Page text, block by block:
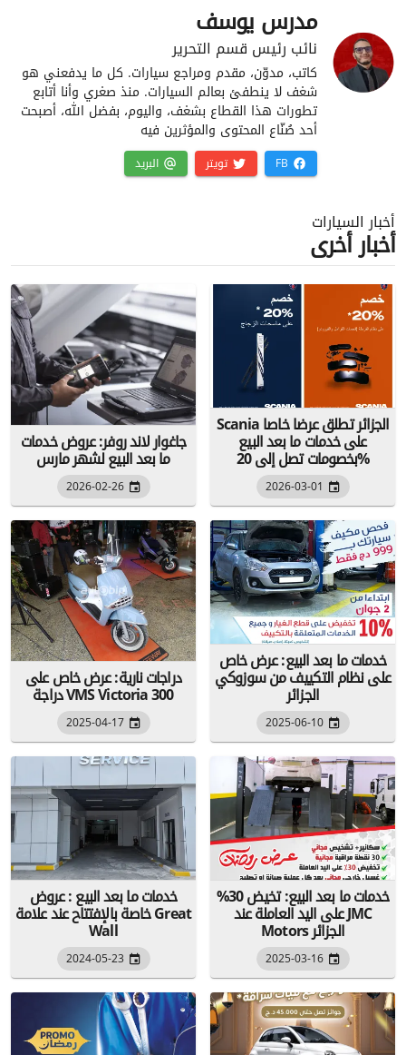
مدرس يوسف
نائب رئيس قسم التحرير
كاتب، مدوّن، مقدم ومراجع سيارات. كل ما يدفعني هو
شغف لا ينطفئ بعالم السيارات. منذ صغري وأنا أتابع
تطورات هذا القطاع بشغف، واليوم، بفضل الله، أصبحت
أحد صُنّاع المحتوى والمؤثرين فيه
FB تويتر البريد
أخبار السيارات
أخبار أخرى
Scania الجزائر تطلق عرضا خاصا
على خدمات ما بعد البيع
بخصومات تصل إلى 20%
2026-03-01
جاغوار لاند روفر: عروض خدمات
ما بعد البيع لشهر مارس
2026-02-26
خدمات ما بعد البيع: عرض خاص
على نظام التكييف من سوزوكي
الجزائر
2025-06-10
دراجات نارية: عرض خاص على
دراجة VMS Victoria 300
2025-04-17
خدمات ما بعد البيع: تخيض 30%
على اليد العاملة عند JMC
Motors الجزائر
2025-03-16
خدمات ما بعد البيع : عروض
خاصة بالإفتتاح عند علامة Great
Wall
2024-05-23